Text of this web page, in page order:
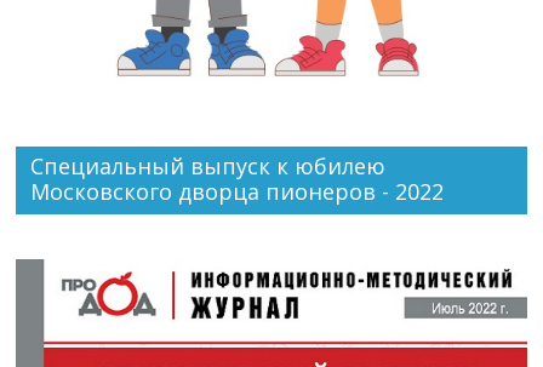
Специальный выпуск к юбилею
Московского дворца пионеров - 2022